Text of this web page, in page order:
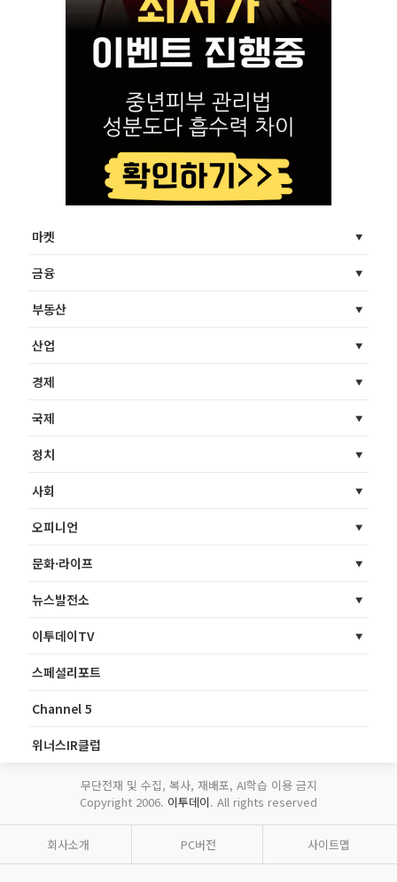
마켓
금융
부동산
산업
경제
국제
정치
사회
오피니언
문화·라이프
뉴스발전소
이투데이TV
스페셜리포트
Channel 5
위너스IR클럽
무단전재 및 수집, 복사, 재배포, AI학습 이용 금지
Copyright 2006. 이투데이. All rights reserved
회사소개 PC버전 사이트맵